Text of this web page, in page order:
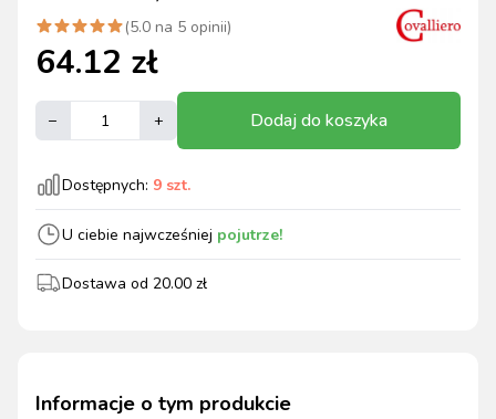
(5.0 na 5 opinii)
64.12 zł
– + Dodaj do koszyka
Dostępnych: 9 szt.
U ciebie najwcześniej pojutrze!
Dostawa od 20.00 zł
Informacje o tym produkcie